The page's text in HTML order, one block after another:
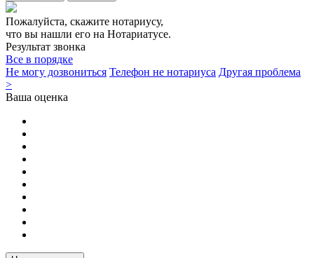
Пожалуйста, скажите нотариусу,
что вы нашли его на Нотариатусе.
Результат звонка
Все в порядке
Не могу дозвониться Телефон не нотариуса Другая проблема
>
Ваша оценка